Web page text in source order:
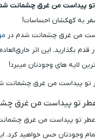
پیداست من غرق چشمانت
به کهکشان احساسات!
من غرق چشمانت شدم در
قدم بگذارید. این اثر
لایه ‌های وجودتان میبرد!
تو پیداست من غرق
تو پیداست من غرق
وجودتان حس خواهید کرد.